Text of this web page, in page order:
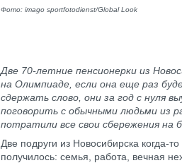
Фото: imago sportfotodienst/Global Look
Две 70-летние пенсионерки из
на Олимпиаде, если она еще раз
сдержать слово, они за год с нуля
поговорить с обычными людьми из
потратили все свои сбережения на
Две подруги из Новосибирска когда-
получилось: семья, работа, вечная